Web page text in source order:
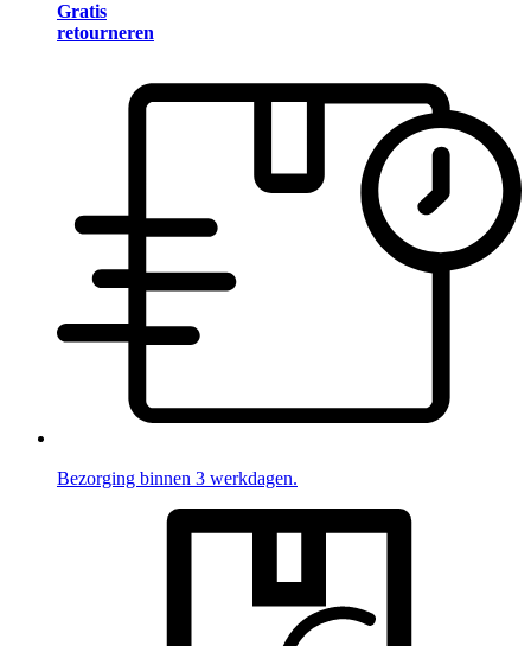
Gratis
retourneren
Bezorging binnen 3 werkdagen.